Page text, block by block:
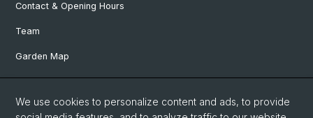
Contact & Opening Hours
Team
Garden Map
Department of Environmental Sciences
Herbaria Basel
We use cookies to personalize content and ads, to provide